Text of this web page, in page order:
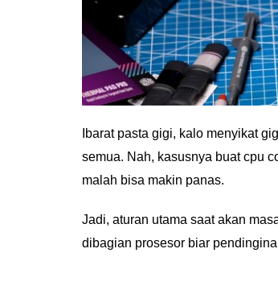
Ibarat pasta gigi, kalo menyikat
semua. Nah, kasusnya buat cpu
malah bisa makin panas.
Jadi, aturan utama saat akan
dibagian prosesor biar